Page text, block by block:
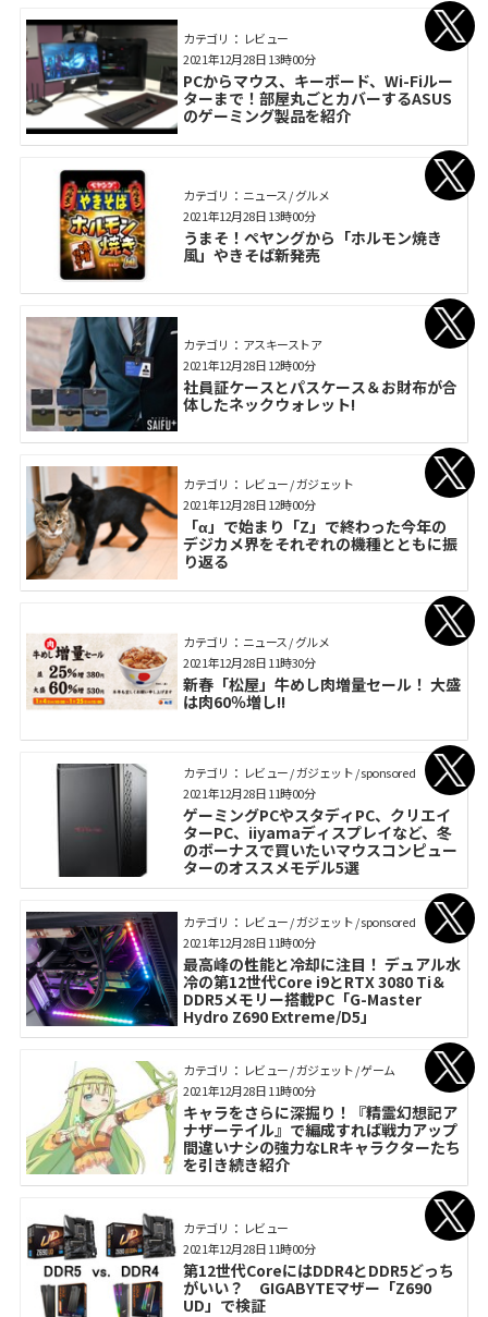
カテゴリ： レビュー
PCからマウス、キーボード、Wi-Fiルー
ターまで！部屋丸ごとカバーするASUS
のゲーミング製品を紹介
2021年12月28日 13時00分
カテゴリ： ニュース / グルメ
うまそ！ペヤングから「ホルモン焼き
風」やきそば新発売
2021年12月28日 13時00分
カテゴリ： アスキーストア
社員証ケースとパスケース＆お財布が合
体したネックウォレット!
2021年12月28日 12時00分
カテゴリ： レビュー / ガジェット
「α」で始まり「Z」で終わった今年の
デジカメ界をそれぞれの機種とともに振
り返る
2021年12月28日 12時00分
カテゴリ： ニュース / グルメ
新春「松屋」牛めし肉増量セール！ 大盛
は肉60％増し!!
2021年12月28日 11時30分
カテゴリ： レビュー / ガジェット / sponsored
ゲーミングPCやスタディPC、クリエイ
ターPC、iiyamaディスプレイなど、冬
のボーナスで買いたいマウスコンピュー
ターのオススメモデル5選
2021年12月28日 11時00分
カテゴリ： レビュー / ガジェット / sponsored
最高峰の性能と冷却に注目！ デュアル水
冷の第12世代Core i9とRTX 3080 Ti＆
DDR5メモリー搭載PC「G-Master
Hydro Z690 Extreme/D5」
2021年12月28日 11時00分
カテゴリ： レビュー / ガジェット / ゲーム
キャラをさらに深掘り！『精霊幻想記ア
ナザーテイル』で編成すれば戦力アップ
間違いナシの強力なLRキャラクターたち
を引き続き紹介
2021年12月28日 11時00分
カテゴリ： レビュー
第12世代CoreにはDDR4とDDR5どっち
がいい？ GIGABYTEマザー「Z690
UD」で検証
2021年12月28日 11時00分